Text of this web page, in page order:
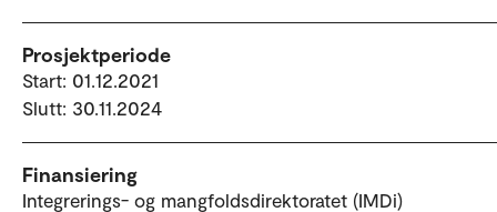
Prosjektperiode
Start: 01.12.2021
Slutt: 30.11.2024
Finansiering
Integrerings- og mangfoldsdirektoratet (IMDi)